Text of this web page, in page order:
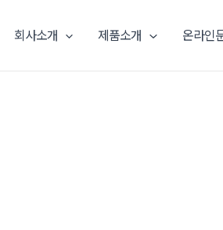
회사소개 제품소개 온라인